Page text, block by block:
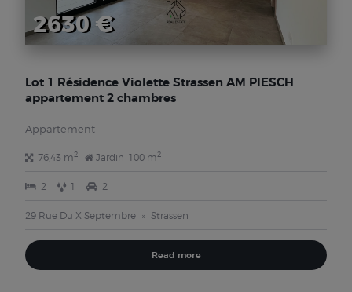
2630 €
Lot 1 Résidence Violette Strassen AM PIESCH
appartement 2 chambres
Appartement
76,43 m2 Jardin 100 m2
2 1 2
29 Rue Du X Septembre Strassen
Read more